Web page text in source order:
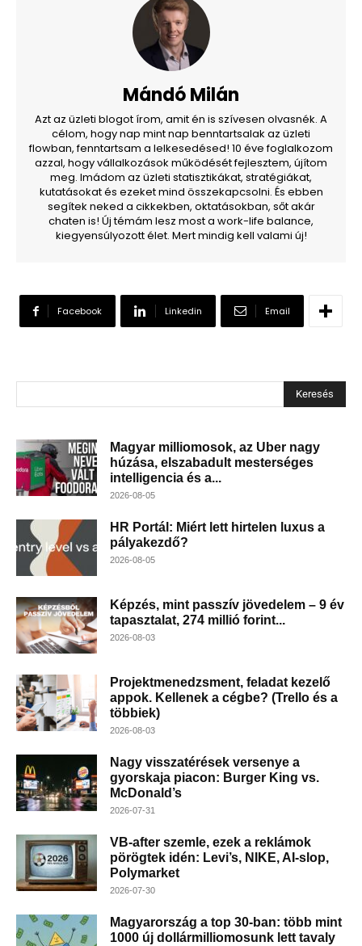
Mándó Milán
Azt az üzleti blogot írom, amit én is szívesen olvasnék. A
célom, hogy nap mint nap benntartsalak az üzleti
flowban, fenntartsam a lelkesedésed! 10 éve foglalkozom
azzal, hogy vállalkozások működését fejlesztem, újítom
meg. Imádom az üzleti statisztikákat, stratégiákat,
kutatásokat és ezeket mind összekapcsolni. És ebben
segítek neked a cikkekben, oktatásokban, sőt akár
chaten is! Új témám lesz most a work-life balance,
kiegyensúlyozott élet. Mert mindig kell valami új!
Facebook Linkedin Email
Keresés
Magyar milliomosok, az Uber nagy
húzása, elszabadult mesterséges
intelligencia és a...
2026-08-05
HR Portál: Miért lett hirtelen luxus a
pályakezdő?
2026-08-05
Képzés, mint passzív jövedelem – 9 év
tapasztalat, 274 millió forint...
2026-08-03
Projektmenedzsment, feladat kezelő
appok. Kellenek a cégbe? (Trello és a
többiek)
2026-08-03
Nagy visszatérések versenye a
gyorskaja piacon: Burger King vs.
McDonald’s
2026-07-31
VB-after szemle, ezek a reklámok
pörögtek idén: Levi’s, NIKE, AI-slop,
Polymarket
2026-07-30
Magyarország a top 30-ban: több mint
1000 új dollármilliomosunk lett tavaly